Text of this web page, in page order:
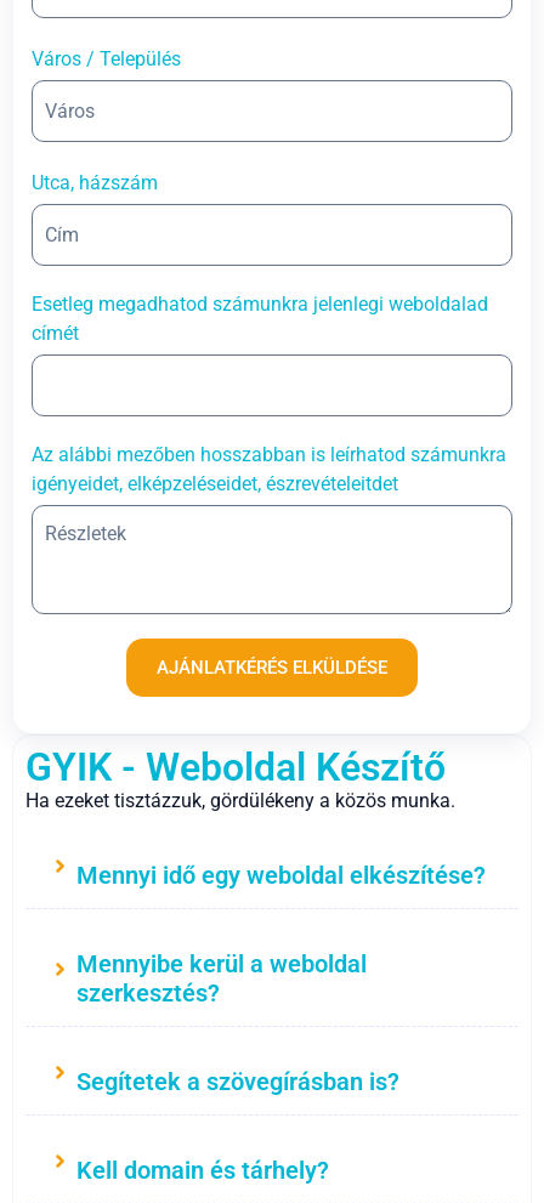
GYIK - Weboldal Készítő
Ha ezeket tisztázzuk, gördülékeny a közös munka.
Mennyi idő egy weboldal elkészítése?
Mennyibe kerül a weboldal
szerkesztés?
Segítetek a szövegírásban is?
Kell domain és tárhely?
Város / Település
Utca, házszám
Esetleg megadhatod számunkra jelenlegi weboldalad
címét
Az alábbi mezőben hosszabban is leírhatod számunkra
igényeidet, elképzeléseidet, észrevételeitdet
AJÁNLATKÉRÉS ELKÜLDÉSE